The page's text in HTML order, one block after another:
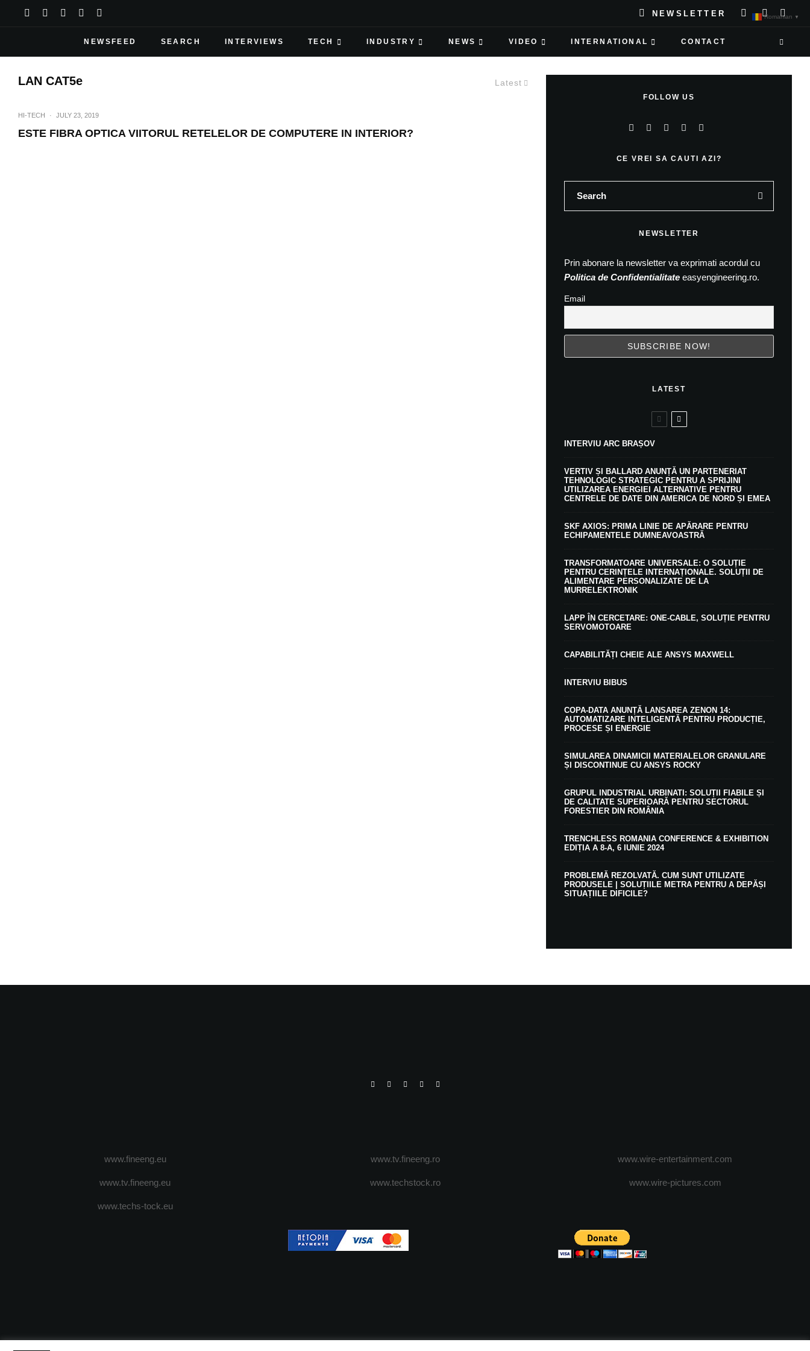
NEWSLETTER
NEWSFEED SEARCH INTERVIEWS TECH INDUSTRY NEWS VIDEO INTERNATIONAL CONTACT
Latest
LAN CAT5e
HI-TECH · JULY 23, 2019
ESTE FIBRA OPTICA VIITORUL RETELELOR DE COMPUTERE IN INTERIOR?
FOLLOW US
CE VREI SA CAUTI AZI?
NEWSLETTER
Prin abonare la newsletter va exprimati acordul cu
Politica de Confidentialitate easyengineering.ro.
Email
LATEST
INTERVIU ARC BRAȘOV
VERTIV ȘI BALLARD ANUNȚĂ UN PARTENERIAT
TEHNOLOGIC STRATEGIC PENTRU A SPRIJINI
UTILIZAREA ENERGIEI ALTERNATIVE PENTRU
CENTRELE DE DATE DIN AMERICA DE NORD ȘI EMEA
SKF AXIOS: PRIMA LINIE DE APĂRARE PENTRU
ECHIPAMENTELE DUMNEAVOASTRĂ
TRANSFORMATOARE UNIVERSALE: O SOLUȚIE
PENTRU CERINȚELE INTERNAȚIONALE. SOLUȚII DE
ALIMENTARE PERSONALIZATE DE LA
MURRELEKTRONIK
LAPP ÎN CERCETARE: ONE-CABLE, SOLUȚIE PENTRU
SERVOMOTOARE
CAPABILITĂȚI CHEIE ALE ANSYS MAXWELL
INTERVIU BIBUS
COPA-DATA ANUNȚĂ LANSAREA ZENON 14:
AUTOMATIZARE INTELIGENTĂ PENTRU PRODUCȚIE,
PROCESE ȘI ENERGIE
SIMULAREA DINAMICII MATERIALELOR GRANULARE
ȘI DISCONTINUE CU ANSYS ROCKY
GRUPUL INDUSTRIAL URBINATI: SOLUȚII FIABILE ȘI
DE CALITATE SUPERIOARĂ PENTRU SECTORUL
FORESTIER DIN ROMÂNIA
TRENCHLESS ROMANIA CONFERENCE & EXHIBITION
EDIȚIA A 8-A, 6 IUNIE 2024
PROBLEMĂ REZOLVATĂ. CUM SUNT UTILIZATE
PRODUSELE | SOLUȚIILE METRA PENTRU A DEPĂȘI
SITUAȚIILE DIFICILE?
www.fineeng.eu
www.tv.fineeng.eu
www.techs-tock.eu
www.tv.fineeng.ro
www.techstock.ro
www.wire-entertainment.com
www.wire-pictures.com
Romanian ▼